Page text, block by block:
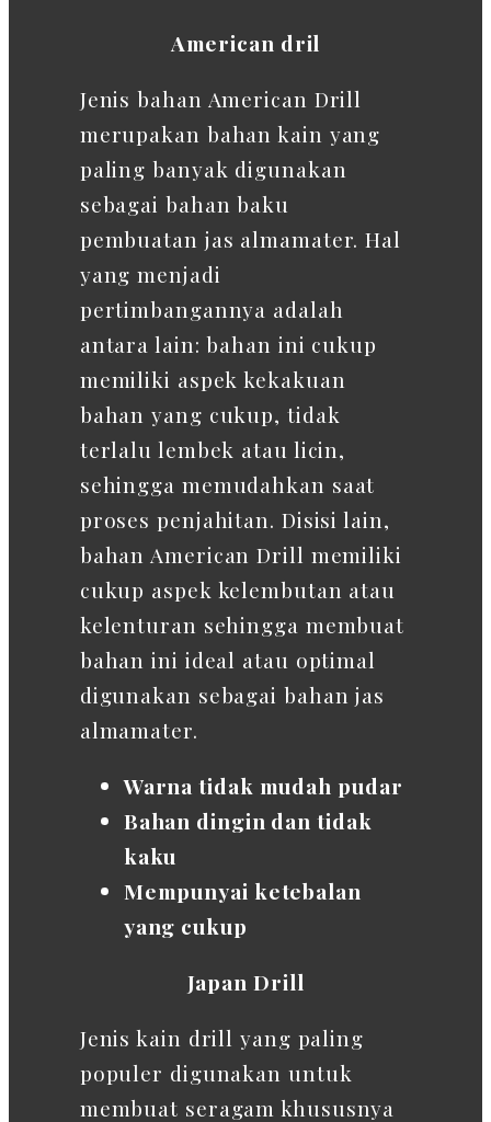
American dril
Jenis bahan American Drill
merupakan bahan kain yang
paling banyak digunakan
sebagai bahan baku
pembuatan jas almamater. Hal
yang menjadi
pertimbangannya adalah
antara lain: bahan ini cukup
memiliki aspek kekakuan
bahan yang cukup, tidak
terlalu lembek atau licin,
sehingga memudahkan saat
proses penjahitan. Disisi lain,
bahan American Drill memiliki
cukup aspek kelembutan atau
kelenturan sehingga membuat
bahan ini ideal atau optimal
digunakan sebagai bahan jas
almamater.
Warna tidak mudah pudar
Bahan dingin dan tidak
kaku
Mempunyai ketebalan
yang cukup
Japan Drill
Jenis kain drill yang paling
populer digunakan untuk
membuat seragam khususnya